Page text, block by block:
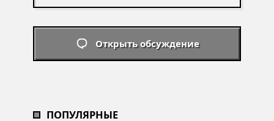
Открыть обсуждение
ПОПУЛЯРНЫЕ